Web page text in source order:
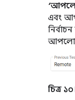
এবং
চিত্র